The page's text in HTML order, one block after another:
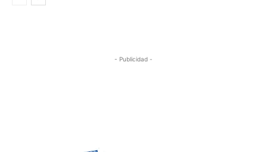
- Publicidad -